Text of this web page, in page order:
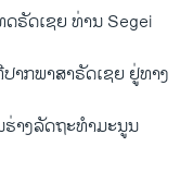
ຣັດ​ເຊຍ ທ່ານ Segei
າກ​ພາສາຣັດເຊຍ ຢູ່ທາງ​
າງ​ລັດຖະທຳ​ມະນູນ​